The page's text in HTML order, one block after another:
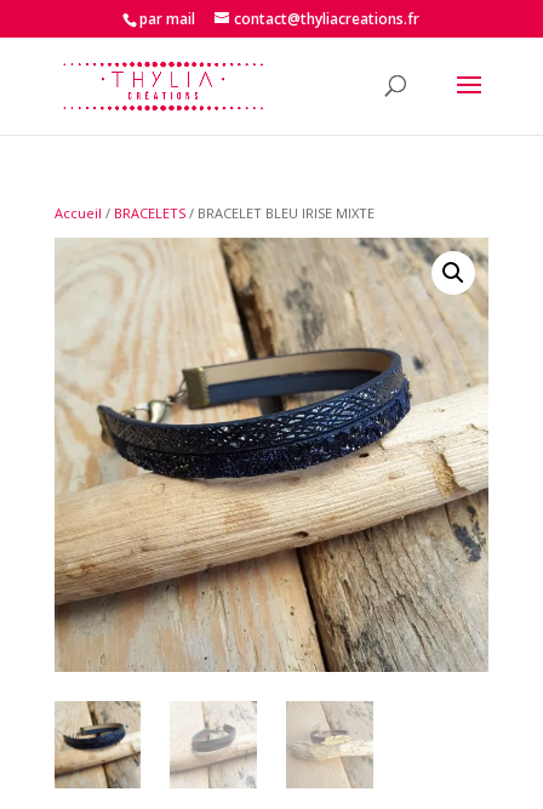
par mail contact@thyliacreations.fr
Accueil / BRACELETS/ BRACELET BLEU IRISE MIXTE